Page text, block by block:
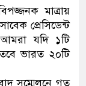
গণতন্ত্রের মূর্তমান
ডেভিড ইমনের কাছে
পিস্তল,
মাত্রায়
প্রেসিডেন্ট
যদি ১টি
ভারত ২০টি
সম্মেলনে গত